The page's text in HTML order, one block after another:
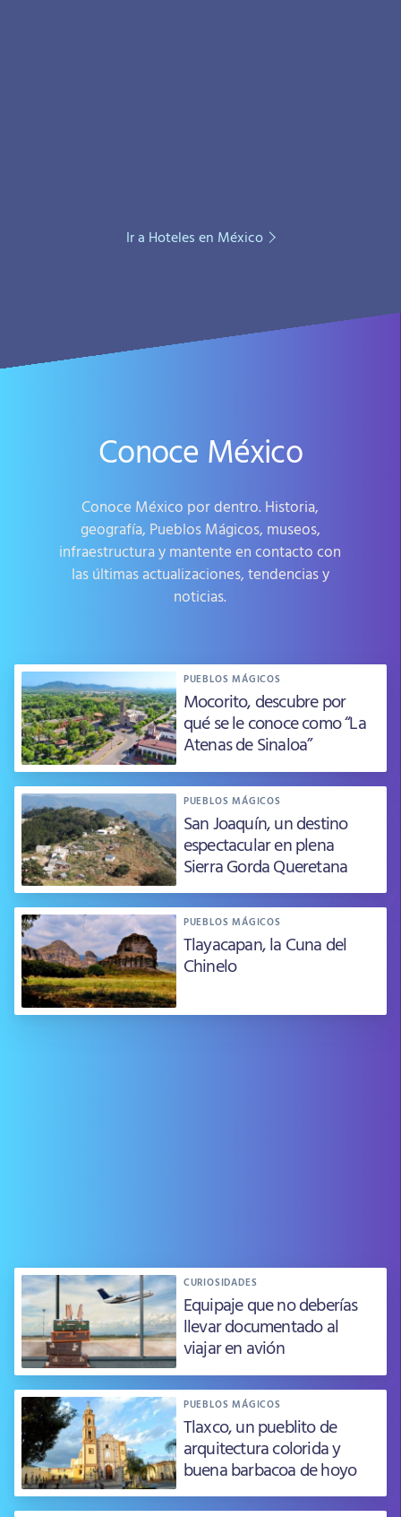
Ir a Hoteles en México
Conoce México
Conoce México por dentro. Historia,
geografía, Pueblos Mágicos, museos,
infraestructura y mantente en contacto con
las últimas actualizaciones, tendencias y
noticias.
PUEBLOS MÁGICOS
Mocorito, descubre por
qué se le conoce como “La
Atenas de Sinaloa”
PUEBLOS MÁGICOS
San Joaquín, un destino
espectacular en plena
Sierra Gorda Queretana
PUEBLOS MÁGICOS
Tlayacapan, la Cuna del
Chinelo
CURIOSIDADES
Equipaje que no deberías
llevar documentado al
viajar en avión
PUEBLOS MÁGICOS
Tlaxco, un pueblito de
arquitectura colorida y
buena barbacoa de hoyo